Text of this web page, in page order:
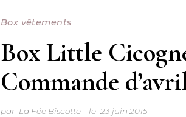
Box vêtements
Box Little
Commande
par La Fée Biscotte le 23 juin 2015